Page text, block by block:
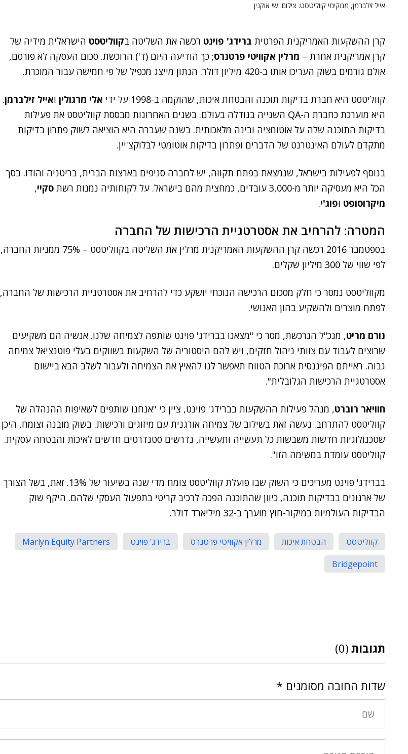
אייל זילברמן, ממקימי קווליטסט. צילום: שי אוקנין
קרן ההשקעות האמריקנית הפרטית ברידג' פוינט רכשה את השליטה בקווליטסט הישראלית מידיה של
קרן אמריקנית אחרת – מרלין אקוויטי פרטנרס; כך הודיעה היום (ד') הרוכשת. סכום העסקה לא פורסם,
אולם גורמים בשוק העריכו אותו ב-420 מיליון דולר. הנתון מייצג מכפיל של פי חמישה עבור המוכרת.
קווליטסט היא חברת בדיקות תוכנה והבטחת איכות, שהוקמה ב-1998 על ידי אלי מרגולין ואייל זילברמן.
היא מוערכת כחברת ה-QA השנייה בגודלה בעולם. בשנים האחרונות מבססת קווליטסט את פעילות
בדיקות התוכנה שלה על אוטומציה ובינה מלאכותית. בשנה שעברה היא הוציאה לשוק פתרון בדיקות
מתקדם לעולם האינטרנט של הדברים ופתרון בדיקות אוטומטי לבלוקצ'יין.
בנוסף לפעילות בישראל, שנמצאת בפתח תקווה, יש לחברה סניפים בארצות הברית, בריטניה והודו. בסך
הכל היא מעסיקה יותר מ-3,000 עובדים, כמחצית מהם בישראל. על לקוחותיה נמנות רשת
סקיי,
מיקרוסופט ופוג'י.
המטרה: להרחיב את אסטרטגיית הרכישות של החברה
בספטמבר 2016 רכשה קרן ההשקעות האמריקנית מרלין את השליטה בקווליטסט – 75% ממניות החברה,
לפי שווי של 300 מיליון שקלים.
מקווליטסט נמסר כי חלק מסכום הרכישה הנוכחי יושקע כדי להרחיב את אסטרטגיית הרכישות של החברה,
לפתח מוצרים ולהשקיע בהון האנושי.
נורם מריט, מנכ"ל הנרכשת, מסר כי "מצאנו בברידג' פוינט שותפה לצמיחה שלנו. אנשיה הם משקיעים
שרוצים לעבוד עם צוותי ניהול חזקים, ויש להם היסטוריה של השקעות בשווקים בעלי פוטנציאל צמיחה
גבוה. ראייתם הפיננסית ארוכת הטווח תאפשר לנו להאיץ את הצמיחה ולעבור לשלב הבא ביישום
אסטרטגיית הרכישות הגלובלית".
חוויאר רוברט, מנהל פעילות ההשקעות בברידג' פוינט, ציין כי "אנחנו שותפים לשאיפות ההנהלה של
קווליטסט להתרחב. נעשה זאת בשילוב של צמיחה אורגנית עם מיזוגים ורכישות. בשוק מובנה וצומח, היכן
שטכנולוגיות חדשות משבשות כל תעשייה ותעשייה, נדרשים סטנדרטים חדשים לאיכות והבטחה עסקית.
קווליטסט עומדת במשימה הזו".
בברידג' פוינט מעריכים כי השוק שבו פועלת קווליטסט צומח מדי שנה בשיעור של 13%. זאת, בשל הצורך
של ארגונים בבדיקות תוכנה, כיוון שהתוכנה הפכה לרכיב קריטי בתפעול העסקי שלהם. היקף שוק
הבדיקות העולמיות במיקור-חוץ מוערך ב-32 מיליארד דולר.
קווליטסט הבטחת איכות מרלין אקוויטי פרטנרס ברידג' פוינט
Marlyn Equity Partners
Bridgepoint
תגובות (0)
שדות החובה מסומנים *